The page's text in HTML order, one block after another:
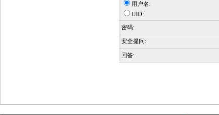
用户名:
UID:
密码:
安全提问:
回答: